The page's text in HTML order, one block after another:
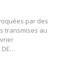
par des
transmises au
DE…